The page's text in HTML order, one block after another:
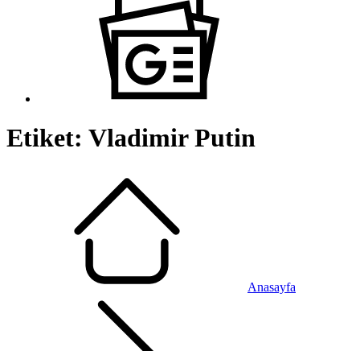
Etiket: Vladimir Putin
Anasayfa